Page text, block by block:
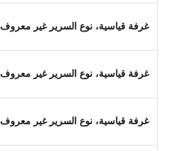
غرفة قياسية، نوع السرير غير معروف
غرفة قياسية، نوع السرير غير معروف
غرفة قياسية، نوع السرير غير معروف